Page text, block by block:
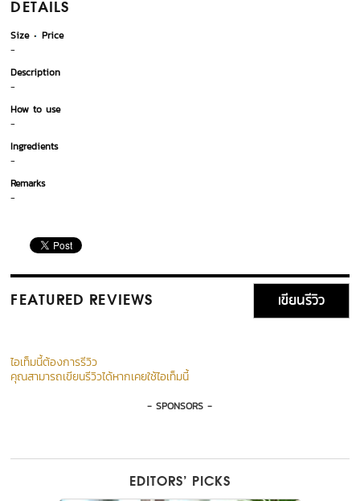
DETAILS
Size
Price
-
Description
-
How to use
-
Ingredients
-
Remarks
-
FEATURED REVIEWS เขียนรีวิว
ไอเท็มนี้ต้องการรีวิว
คุณสามารถเขียนรีวิวได้หากเคยใช้ไอเท็มนี้
- SPONSORS -
EDITORS’ PICKS